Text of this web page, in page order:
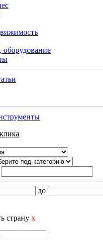
до
страну x